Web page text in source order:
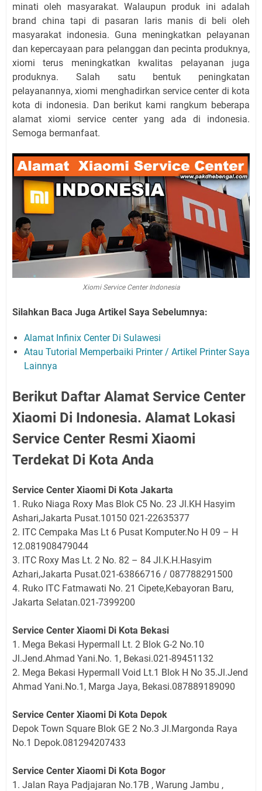
minati oleh masyarakat. Walaupun produk ini adalah
brand china tapi di pasaran laris manis di beli oleh
masyarakat indonesia. Guna meningkatkan pelayanan
dan kepercayaan para pelanggan dan pecinta produknya,
xiomi terus meningkatkan kwalitas pelayanan juga
produknya. Salah satu bentuk peningkatan
pelayanannya, xiomi menghadirkan service center di kota
kota di indonesia. Dan berikut kami rangkum beberapa
alamat xiomi service center yang ada di indonesia.
Semoga bermanfaat.
Xiomi Service Center Indonesia
Silahkan Baca Juga Artikel Saya Sebelumnya:
Alamat Infinix Center Di Sulawesi
Atau Tutorial Memperbaiki Printer / Artikel Printer Saya
Lainnya
Berikut Daftar Alamat Service Center
Xiaomi Di Indonesia. Alamat Lokasi
Service Center Resmi Xiaomi
Terdekat Di Kota Anda
Service Center Xiaomi Di Kota Jakarta
1. Ruko Niaga Roxy Mas Blok C5 No. 23 Jl.KH Hasyim
Ashari,Jakarta Pusat.10150 021-22635377
2. ITC Cempaka Mas Lt 6 Pusat Komputer.No H 09 – H
12.081908479044
3. ITC Roxy Mas Lt. 2 No. 82 – 84 Jl.K.H.Hasyim
Azhari,Jakarta Pusat.021-63866716 / 087788291500
4. Ruko ITC Fatmawati No. 21 Cipete,Kebayoran Baru,
Jakarta Selatan.021-7399200
Service Center Xiaomi Di Kota Bekasi
1. Mega Bekasi Hypermall Lt. 2 Blok G-2 No.10
Jl.Jend.Ahmad Yani.No. 1, Bekasi.021-89451132
2. Mega Bekasi Hypermall Void Lt.1 Blok H No 35.Jl.Jend
Ahmad Yani.No.1, Marga Jaya, Bekasi.087889189090
Service Center Xiaomi Di Kota Depok
Depok Town Square Blok GE 2 No.3 Jl.Margonda Raya
No.1 Depok.081294207433
Service Center Xiaomi Di Kota Bogor
1. Jalan Raya Padjajaran No.17B , Warung Jambu ,